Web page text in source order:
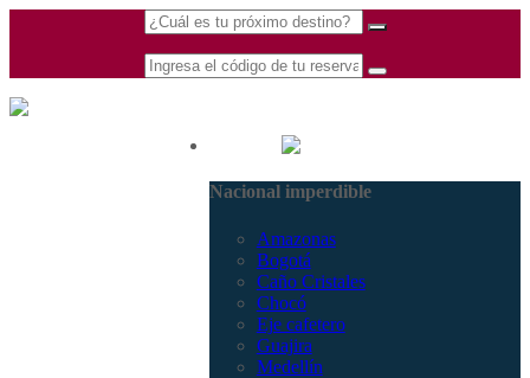
Nacional imperdible
Amazonas
Bogotá
Caño Cristales
Chocó
Eje cafetero
Guajira
Medellín